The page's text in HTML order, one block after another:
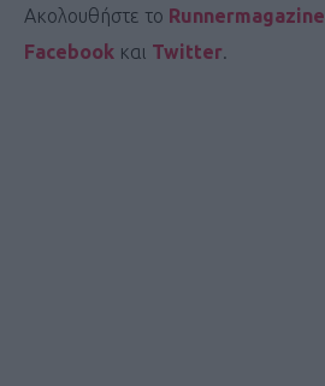
Ακολουθήστε το Runnermagazine
Facebook και Twitter.